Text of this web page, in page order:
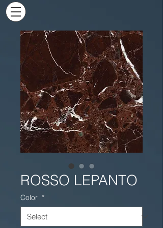
ROSSO LEPANTO
Color *